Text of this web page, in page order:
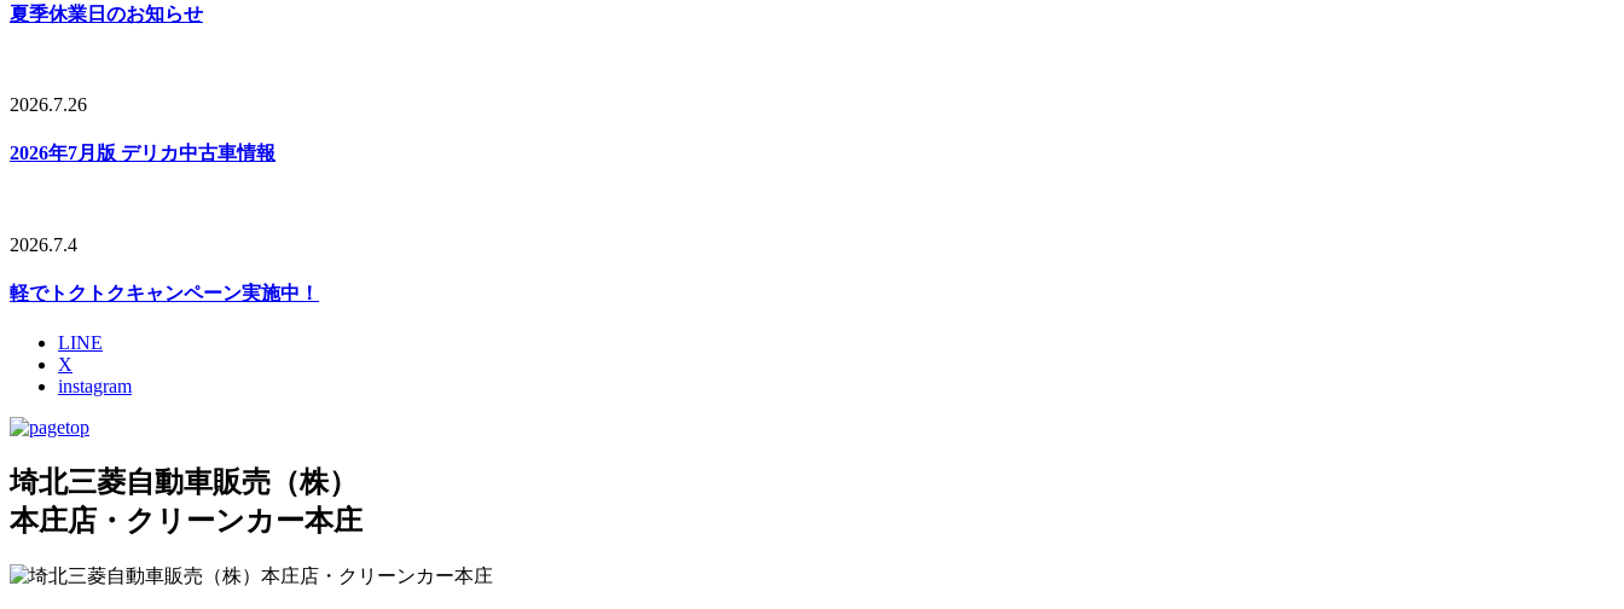
夏季休業日のお知らせ
2026.7.26
2026年7月版 デリカ中古車情報
2026.7.4
軽でトクトクキャンペーン実施中！
LINE
X
instagram
埼北三菱自動車販売（株）
本庄店・クリーンカー本庄